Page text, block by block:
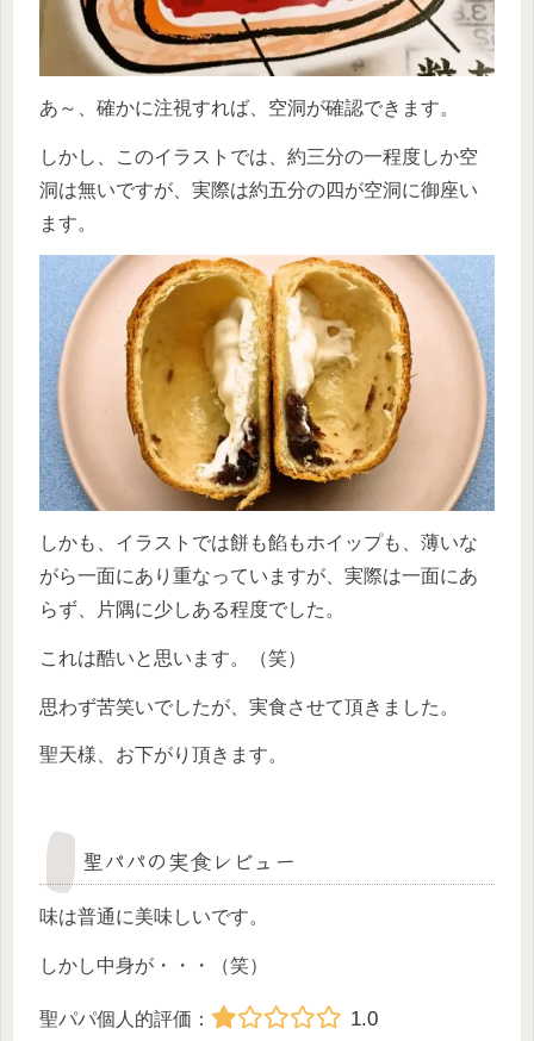
あ～、確かに注視すれば、空洞が確認できます。
しかし、このイラストでは、約三分の一程度しか空
洞は無いですが、実際は約五分の四が空洞に御座い
ます。
しかも、イラストでは餅も餡もホイップも、薄いな
がら一面にあり重なっていますが、実際は一面にあ
らず、片隅に少しある程度でした。
これは酷いと思います。（笑）
思わず苦笑いでしたが、実食させて頂きました。
聖天様、お下がり頂きます。
聖パパの実食レビュー
味は普通に美味しいです。
しかし中身が・・・（笑）
聖パパ個人的評価： 1.0